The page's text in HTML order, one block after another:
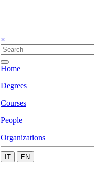
×
Home
Degrees
Courses
People
Organizations
IT EN